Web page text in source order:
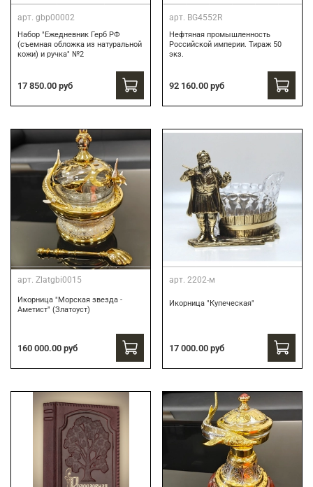
арт. gbp00002
Набор "Ежедневник Герб РФ
(съемная обложка из натуральной
кожи) и ручка" №2
17 850.00 руб
арт. BG4552R
Нефтяная промышленность
Российской империи. Тираж 50
экз.
92 160.00 руб
арт. Zlatgbi0015
Икорница "Морская звезда -
Аметист" (Златоуст)
160 000.00 руб
арт. 2202-м
Икорница "Купеческая"
17 000.00 руб